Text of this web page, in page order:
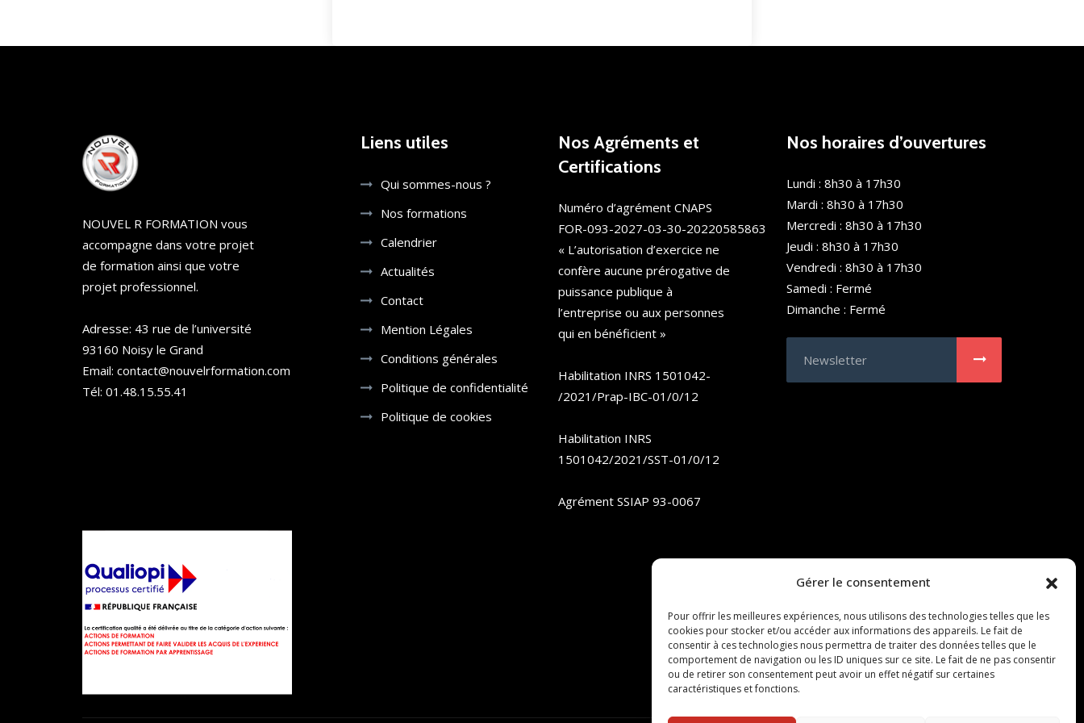
Gérer le consentement
Pour offrir les meilleures expériences, nous utilisons des technologies telles que les
cookies pour stocker et/ou accéder aux informations des appareils. Le fait de
consentir à ces technologies nous permettra de traiter des données telles que le
comportement de navigation ou les ID uniques sur ce site. Le fait de ne pas consentir
ou de retirer son consentement peut avoir un effet négatif sur certaines
caractéristiques et fonctions.
NOUVEL R FORMATION vous
accompagne dans votre projet
de formation ainsi que votre
projet professionnel.
Adresse: 43 rue de l’université
93160 Noisy le Grand
Email: contact@nouvelrformation.com
Tél: 01.48.15.55.41
Liens utiles
Qui sommes-nous ?
Nos formations
Calendrier
Actualités
Contact
Mention Légales
Conditions générales
Politique de confidentialité
Politique de cookies
Nos Agréments et
Certifications
Numéro d’agrément CNAPS
FOR-093-2027-03-30-20220585863
« L’autorisation d’exercice ne
confère aucune prérogative de
puissance publique à
l’entreprise ou aux personnes
qui en bénéficient »
Habilitation INRS 1501042-
/2021/Prap-IBC-01/0/12
Habilitation INRS
1501042/2021/SST-01/0/12
Agrément SSIAP 93-0067
Nos horaires d’ouvertures
Lundi : 8h30 à 17h30
Mardi : 8h30 à 17h30
Mercredi : 8h30 à 17h30
Jeudi : 8h30 à 17h30
Vendredi : 8h30 à 17h30
Samedi : Fermé
Dimanche : Fermé